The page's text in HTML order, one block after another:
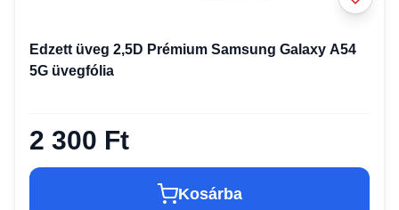
Edzett üveg 2,5D Prémium Samsung Galaxy A54
5G üvegfólia
2 300 Ft
Kosárba